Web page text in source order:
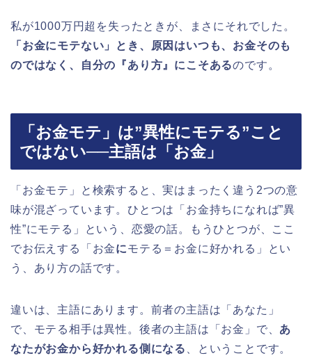
私が1000万円超を失ったときが、まさにそれでした。
「お金にモテない」とき、原因はいつも、お金そのも
のではなく、自分の『あり方』にこそあるのです。
「お金モテ」は”異性にモテる”こと
ではない──主語は「お金」
「お金モテ」と検索すると、実はまったく違う2つの意
味が混ざっています。ひとつは「お金持ちになれば”異
性”にモテる」という、恋愛の話。もうひとつが、ここ
でお伝えする「お金にモテる＝お金に好かれる」とい
う、あり方の話です。
違いは、主語にあります。前者の主語は「あなた」
で、モテる相手は異性。後者の主語は「お金」で、 あ
なたがお金から好かれる側になる
、ということです。